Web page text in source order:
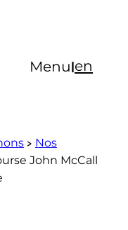
Menu|en
Nos
John McCall